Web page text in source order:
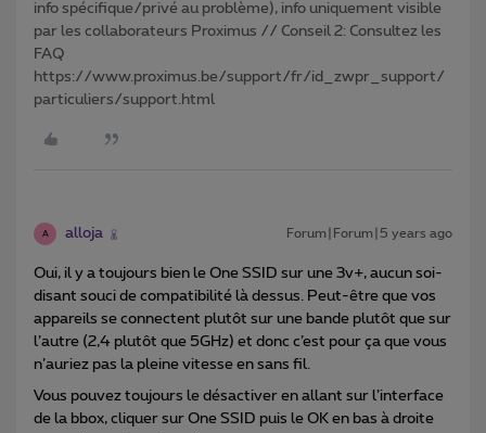
info spécifique/privé au problème), info uniquement visible
par les collaborateurs Proximus // Conseil 2: Consultez les
FAQ
https://www.proximus.be/support/fr/id_zwpr_support/
particuliers/support.html
A alloja Forum|Forum|5 years ago
Oui, il y a toujours bien le One SSID sur une 3v+, aucun soi-
disant souci de compatibilité là dessus. Peut-être que vos
appareils se connectent plutôt sur une bande plutôt que sur
l’autre (2,4 plutôt que 5GHz) et donc c’est pour ça que vous
n’auriez pas la pleine vitesse en sans fil.
Vous pouvez toujours le désactiver en allant sur l’interface
de la bbox, cliquer sur One SSID puis le OK en bas à droite